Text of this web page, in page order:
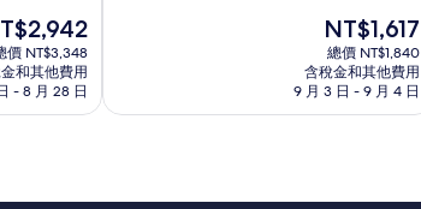
價 NT$3,348
和其他費用
- 8 月 28 日
極
評
現
在
價
格
為
NT$1,617
總價 NT$1,840
含稅金和其他費用
9 月 3 日 - 9 月 4 日